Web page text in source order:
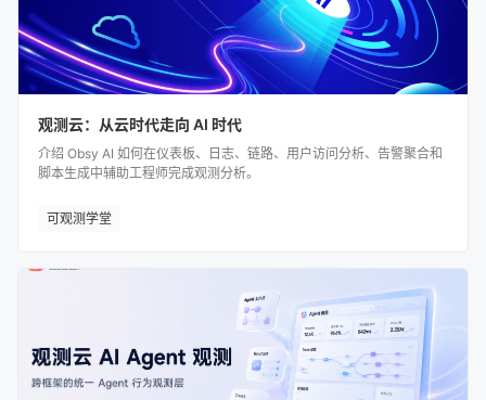
观测云：从云时代走向 AI 时代
介绍 Obsy AI 如何在仪表板、日志、链路、用户访问分析、告警聚合和
脚本生成中辅助工程师完成观测分析。
可观测学堂